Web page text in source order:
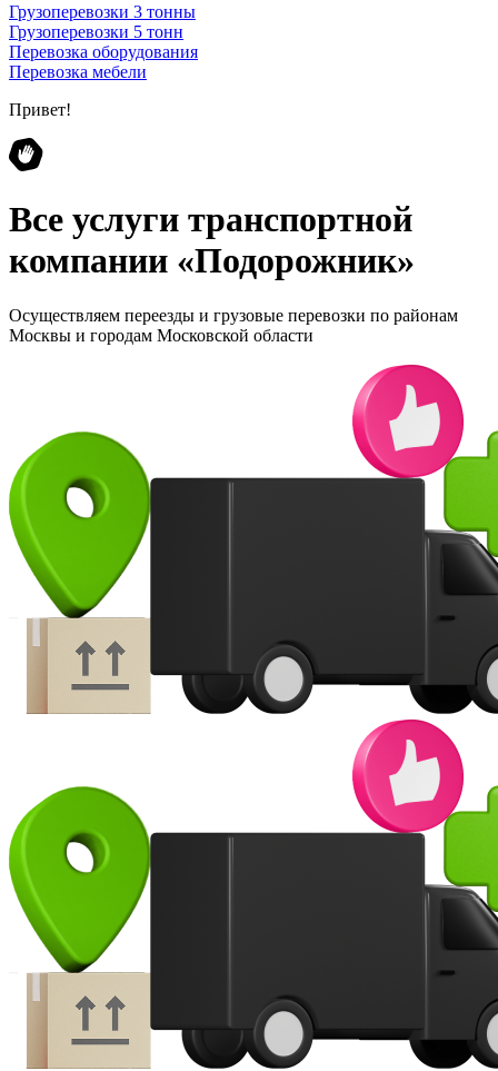
Грузоперевозки 3 тонны
Грузоперевозки 5 тонн
Перевозка оборудования
Перевозка мебели
Привет!
Все услуги транспортной
компании «Подорожник»
Осуществляем переезды и грузовые перевозки по районам
Москвы и городам Московской области